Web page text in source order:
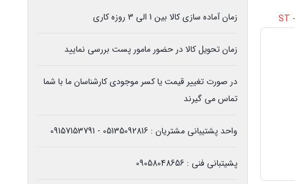
زمان آماده سازی کالا بین 1 الی 3 روزه کاری
زمان تحویل کالا در حضور مامور پست بررسی نمایید
در صورت تغییر قیمت یا کسر موجودی کارشناسان ما با شما
تماس می گیرند
واحد پشتیبانی مشتریان : 05135092816 - 09157153791
پشیتبانی فنی : 09058048656